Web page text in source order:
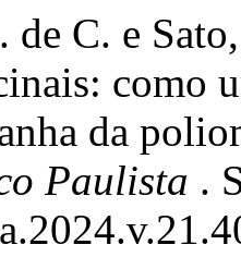
de C. e
como
da
Paulista .